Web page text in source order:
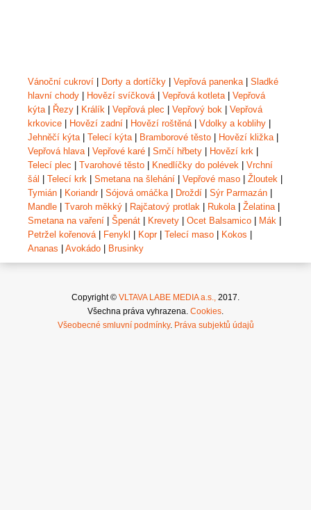
Vánoční cukroví | Dorty a dortíčky | Vepřová panenka | Sladké
hlavní chody | Hovězí svíčková | Vepřová kotleta | Vepřová
kýta | Řezy | Králík | Vepřová plec | Vepřový bok | Vepřová
krkovice | Hovězí zadní | Hovězí roštěná | Vdolky a koblihy |
Jehněčí kýta | Telecí kýta | Bramborové těsto | Hovězí kližka |
Vepřová hlava | Vepřové karé | Srnčí hřbety | Hovězí krk |
Telecí plec | Tvarohové těsto | Knedlíčky do polévek | Vrchní
šál | Telecí krk | Smetana na šlehání | Vepřové maso | Žloutek |
Tymián | Koriandr| Sójová omáčka | Droždí | Sýr Parmazán |
Mandle | Tvaroh měkký | Rajčatový protlak | Rukola | Želatina |
Smetana na vaření | Špenát | Krevety | Ocet Balsamico | Mák |
Petržel kořenová | Fenykl | Kopr| Telecí maso | Kokos |
Ananas | Avokádo | Brusinky
Copyright © VLTAVA LABE MEDIA a.s.,
2017.
Všechna práva vyhrazena. Cookies
Všeobecné smluvní podmínky. Práva subjektů údajů